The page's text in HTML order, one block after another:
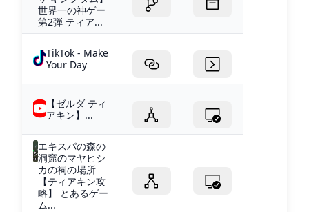
世界一の神ゲー
第2弾 ティア...
TikTok - Make
Your Day
【ゼルダ ティ
アキン】...
エキスパの森の
洞窟のマヤヒシ
カの祠の場所
【ティアキン攻
略】 とあるゲー
ム...